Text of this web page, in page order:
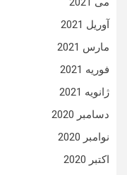
آوریل 2021
مارس 2021
فوریه 2021
ژانویه 2021
دسامبر 2020
نوامبر 2020
اکتبر 2020